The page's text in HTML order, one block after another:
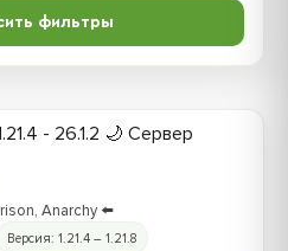
фильтры
- 26.1.2 🌙 Сервер
Anarchy ⬅️
Версия: 1.21.4 – 1.21.8